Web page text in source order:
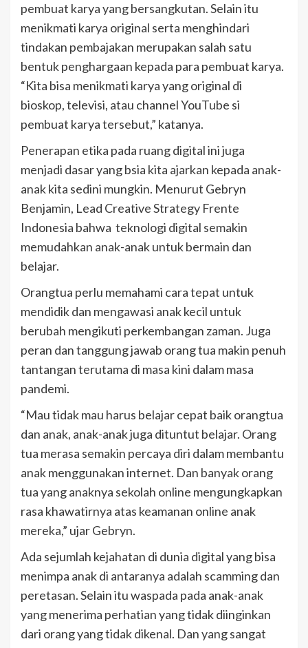
pembuat karya yang bersangkutan. Selain itu
menikmati karya original serta menghindari
tindakan pembajakan merupakan salah satu
bentuk penghargaan kepada para pembuat karya.
“Kita bisa menikmati karya yang original di
bioskop, televisi, atau channel YouTube si
pembuat karya tersebut,” katanya.
Penerapan etika pada ruang digital ini juga
menjadi dasar yang bsia kita ajarkan kepada anak-
anak kita sedini mungkin. Menurut Gebryn
Benjamin, Lead Creative Strategy Frente
Indonesia bahwa teknologi digital semakin
memudahkan anak-anak untuk bermain dan
belajar.
Orangtua perlu memahami cara tepat untuk
mendidik dan mengawasi anak kecil untuk
berubah mengikuti perkembangan zaman. Juga
peran dan tanggung jawab orang tua makin penuh
tantangan terutama di masa kini dalam masa
pandemi.
“Mau tidak mau harus belajar cepat baik orangtua
dan anak, anak-anak juga dituntut belajar. Orang
tua merasa semakin percaya diri dalam membantu
anak menggunakan internet. Dan banyak orang
tua yang anaknya sekolah online mengungkapkan
rasa khawatirnya atas keamanan online anak
mereka,” ujar Gebryn.
Ada sejumlah kejahatan di dunia digital yang bisa
menimpa anak di antaranya adalah scamming dan
peretasan. Selain itu waspada pada anak-anak
yang menerima perhatian yang tidak diinginkan
dari orang yang tidak dikenal. Dan yang sangat